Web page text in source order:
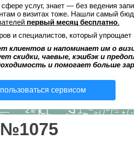
сфере услуг, знает — без ведения
о визитах тоже. Нашли самый
первый месяц бесплатно.
и специалистов, который упрощает
клиентов и напоминает им о
скидки, чаевые, кэшбэк и
и помогает больше
сервисом